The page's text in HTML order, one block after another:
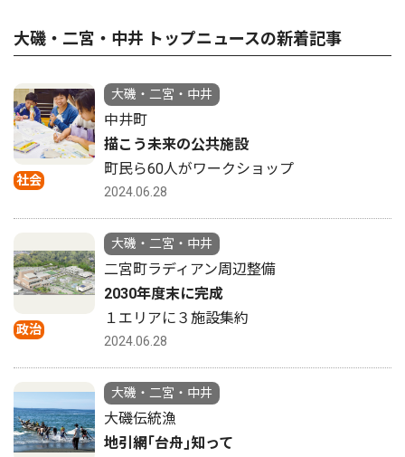
大磯・二宮・中井 トップニュースの新着記事
社会
大磯・二宮・中井
中井町
描こう未来の公共施設
町民ら60人がワークショップ
2024.06.28
政治
大磯・二宮・中井
二宮町ラディアン周辺整備
2030年度末に完成
１エリアに３施設集約
2024.06.28
大磯・二宮・中井
大磯伝統漁
地引網｢台舟｣知って